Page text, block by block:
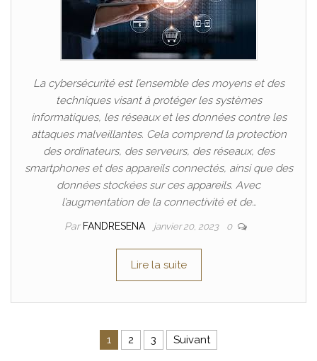
La cybersécurité est l’ensemble des moyens et des
techniques visant à protéger les systèmes
informatiques, les réseaux et les données contre les
attaques malveillantes. Cela comprend la protection
des ordinateurs, des serveurs, des réseaux, des
smartphones et des appareils connectés, ainsi que des
données stockées sur ces appareils. Avec
l’augmentation de la connectivité et de…
Par FANDRESENA janvier 20, 2023 0
Lire la suite
Pagination des publications
1 2 3 Suivant